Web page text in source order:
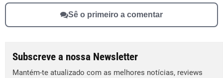
Sê o primeiro a comentar
Subscreve a nossa Newsletter
Mantém-te atualizado com as melhores notícias, reviews